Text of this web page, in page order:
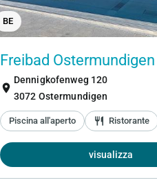
BE
Freibad Ostermundigen
location_on
Dennigkofenweg 120
3072 Ostermundigen
Piscina all'aperto restaurant Ristorante
visualizza